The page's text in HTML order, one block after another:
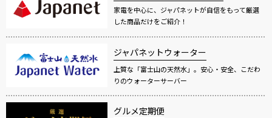
家電を中心に、ジャパネットが自信をもって厳選
した商品だけをご紹介！
ジャパネットウォーター
上質な「富士山の天然水」。安心・安全、こだわ
りのウォーターサーバー
グルメ定期便